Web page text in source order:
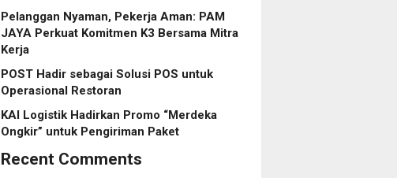
Pelanggan Nyaman, Pekerja Aman: PAM
JAYA Perkuat Komitmen K3 Bersama Mitra
Kerja
POST Hadir sebagai Solusi POS untuk
Operasional Restoran
KAI Logistik Hadirkan Promo “Merdeka
Ongkir” untuk Pengiriman Paket
Recent Comments